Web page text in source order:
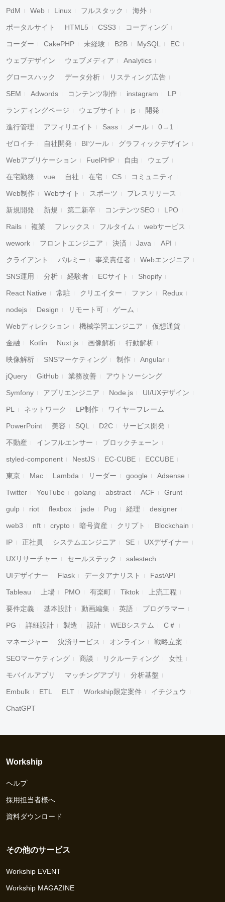
PdM Web Linux フルスタック 海外
ポータルサイト HTML5 CSS3 コーディング
コーダー CakePHP 未経験 B2B MySQL EC
ウェブデザイン ウェブメディア Analytics
グロースハック データ分析 リスティング広告
SEM Adwords コンテンツ制作 instagram LP
ランディングページ ウェブサイト js 開発
進行管理 アフィリエイト Sass メール 0→1
ゼロイチ 自社開発 BIツール グラフィックデザイン
Webアプリケーション FuelPHP 自由 ウェブ
在宅勤務 vue 自社 在宅 CS コミュニティ
Web制作 Webサイト スポーツ プレスリリース
新規開発 新規 第二新卒 コンテンツSEO LPO
Rails 複業 フレックス フルタイム webサービス
wework フロントエンジニア 決済 Java API
クライアント パルミー 事業責任者 Webエンジニア
SNS運用 分析 経験者 ECサイト Shopify
React Native 常駐 クリエイター ファン Redux
nodejs Design リモート可 ゲーム
Webディレクション 機械学習エンジニア 仮想通貨
金融 Kotlin Nuxt.js 画像解析 行動解析
映像解析 SNSマーケティング 制作 Angular
jQuery GitHub 業務改善 アウトソーシング
Symfony アプリエンジニア Node.js UI/UXデザイン
PL ネットワーク LP制作 ワイヤーフレーム
PowerPoint 美容 SQL D2C サービス開発
不動産 インフルエンサー ブロックチェーン
styled-component NestJS EC-CUBE ECCUBE
東京 Mac Lambda リーダー google Adsense
Twitter YouTube golang abstract ACF Grunt
gulp riot flexbox jade Pug 経理 designer
web3 nft crypto 暗号資産 クリプト Blockchain
IP 正社員 システムエンジニア SE UXデザイナー
UXリサーチャー セールステック salestech
UIデザイナー Flask データアナリスト FastAPI
Tableau 上場 PMO 有楽町 Tiktok 上流工程
要件定義 基本設計 動画編集 英語 プログラマー
PG 詳細設計 製造 設計 WEBシステム C＃
マネージャー 決済サービス オンライン 戦略立案
SEOマーケティング 商談 リクルーティング 女性
モバイルアプリ マッチングアプリ 分析基盤
Embulk ETL ELT Workship限定案件 イチジュウ
ChatGPT
Workship
ヘルプ
採用担当者様へ
資料ダウンロード
その他のサービス
Workship EVENT
Workship MAGAZINE